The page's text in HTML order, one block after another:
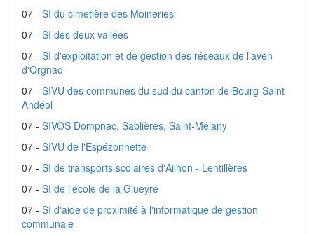
07 - SI du cimetière des Moineries
07 - SI des deux vallées
07 - SI d'exploitation et de gestion des réseaux de l'aven
d'Orgnac
07 - SIVU des communes du sud du canton de Bourg-Saint-
Andéol
07 - SIVOS Dompnac, Sablières, Saint-Mélany
07 - SIVU de l'Espézonnette
07 - SI de transports scolaires d'Ailhon - Lentillères
07 - SI de l'école de la Glueyre
07 - SI d'aide de proximité à l'informatique de gestion
communale